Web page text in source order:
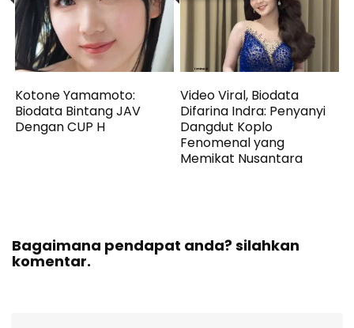
Kotone Yamamoto:
Biodata Bintang JAV
Dengan CUP H
Video Viral, Biodata
Difarina Indra: Penyanyi
Dangdut Koplo
Fenomenal yang
Memikat Nusantara
Bagaimana pendapat anda? silahkan
komentar.